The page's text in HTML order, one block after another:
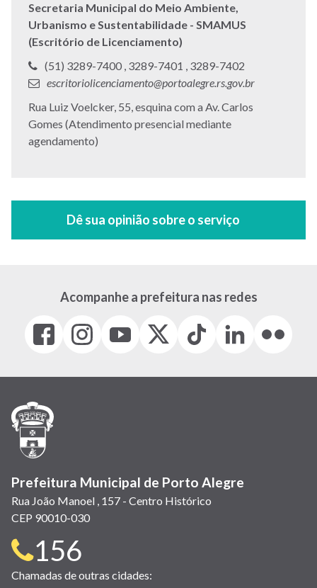
Secretaria Municipal do Meio Ambiente,
Urbanismo e Sustentabilidade - SMAMUS
(Escritório de Licenciamento)
Telefone:
(51) 3289-7400 , Telefone:
3289-7401 , Telefone:
3289-7402
E-
escritoriolicenciamento@portoalegre.rs.gov.br
Endereço:
Rua Luiz Voelcker, 55, esquina com a Av. Carlos
Gomes (Atendimento presencial mediante
agendamento)
Acompanhe a prefeitura nas redes
Facebook
(link
em
janela)
Instagram
(link
em
(link
em
(Antigo
(link
Tiktok
(link
em
LinkedIn
(link
em
(link
em
Prefeitura Municipal de Porto Alegre
Rua João Manoel , 157 - Centro Histórico
CEP 90010-030
Telefone
para
156
Chamadas de outras cidades: